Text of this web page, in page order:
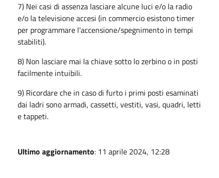
7) Nei casi di assenza lasciare alcune luci e/o la radio
e/o la televisione accesi (in commercio esistono timer
per programmare l'accensione/spegnimento in tempi
stabiliti).
8) Non lasciare mai la chiave sotto lo zerbino o in posti
facilmente intuibili.
9) Ricordare che in caso di furto i primi posti esaminati
dai ladri sono armadi, cassetti, vestiti, vasi, quadri, letti
e tappeti.
Ultimo aggiornamento: 11 aprile 2024, 12:28